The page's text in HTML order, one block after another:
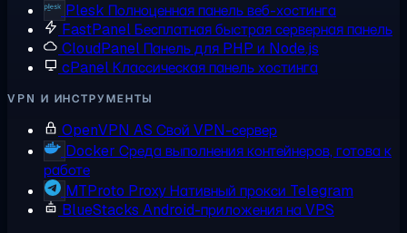
Plesk Полноценная панель веб-хостинга
FastPanelБесплатная быстрая серверная панель
CloudPanel Панель для PHP и Node.js
cPanelКлассическая панель хостинга
VPN И ИНСТРУМЕНТЫ
OpenVPN AS Свой VPN-сервер
Docker Среда выполнения контейнеров, готова к
работе
MTProto ProxyНативный прокси Telegram
BlueStacks Android-приложения на VPS